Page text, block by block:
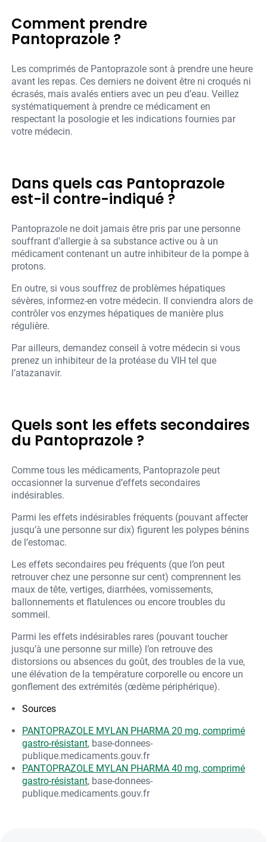
Comment prendre
Pantoprazole ?
Les comprimés de Pantoprazole sont à prendre une heure
avant les repas. Ces derniers ne doivent être ni croqués ni
écrasés, mais avalés entiers avec un peu d’eau. Veillez
systématiquement à prendre ce médicament en
respectant la posologie et les indications fournies par
votre médecin.
Dans quels cas Pantoprazole
est-il contre-indiqué ?
Pantoprazole ne doit jamais être pris par une personne
souffrant d’allergie à sa substance active ou à un
médicament contenant un autre inhibiteur de la pompe à
protons.
En outre, si vous souffrez de problèmes hépatiques
sévères, informez-en votre médecin. Il conviendra alors de
contrôler vos enzymes hépatiques de manière plus
régulière.
Par ailleurs, demandez conseil à votre médecin si vous
prenez un inhibiteur de la protéase du VIH tel que
l’atazanavir.
Quels sont les effets secondaires
du Pantoprazole ?
Comme tous les médicaments, Pantoprazole peut
occasionner la survenue d’effets secondaires
indésirables.
Parmi les effets indésirables fréquents (pouvant affecter
jusqu’à une personne sur dix) figurent les polypes bénins
de l’estomac.
Les effets secondaires peu fréquents (que l’on peut
retrouver chez une personne sur cent) comprennent les
maux de tête, vertiges, diarrhées, vomissements,
ballonnements et flatulences ou encore troubles du
sommeil.
Parmi les effets indésirables rares (pouvant toucher
jusqu’à une personne sur mille) l’on retrouve des
distorsions ou absences du goût, des troubles de la vue,
une élévation de la température corporelle ou encore un
gonflement des extrémités (œdème périphérique).
Sources
PANTOPRAZOLE MYLAN PHARMA 20 mg, comprimé
gastro-résistant, base-donnees-
publique.medicaments.gouv.fr
PANTOPRAZOLE MYLAN PHARMA 40 mg, comprimé
gastro-résistant, base-donnees-
publique.medicaments.gouv.fr